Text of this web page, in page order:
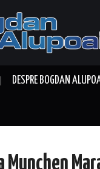
DESPRE BOGDAN
Munchen